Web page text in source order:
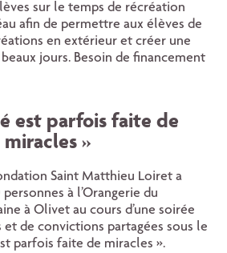
sur le temps de récréation
afin de permettre aux élèves de
en extérieur et créer une
jours. Besoin de financement
est parfois faite de
miracles »
Saint Matthieu Loiret a
à l’Orangerie du
à Olivet au cours d’une soirée
et de convictions partagées sous le
parfois faite de miracles ».